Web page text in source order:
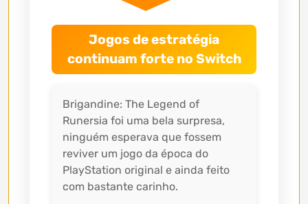
Jogos de estratégia
continuam forte no Switch
Brigandine: The Legend of
Runersia foi uma bela surpresa,
ninguém esperava que fossem
reviver um jogo da época do
PlayStation original e ainda feito
com bastante carinho.